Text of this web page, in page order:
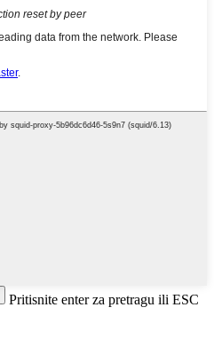
Pritisnite enter za pretragu ili ESC